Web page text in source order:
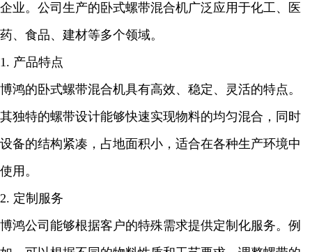
企业。公司生产的卧式螺带混合机广泛应用于化工、医
药、食品、建材等多个领域。
1. 产品特点
博鸿的卧式螺带混合机具有高效、稳定、灵活的特点。
其独特的螺带设计能够快速实现物料的均匀混合，同时
设备的结构紧凑，占地面积小，适合在各种生产环境中
使用。
2. 定制服务
博鸿公司能够根据客户的特殊需求提供定制化服务。例